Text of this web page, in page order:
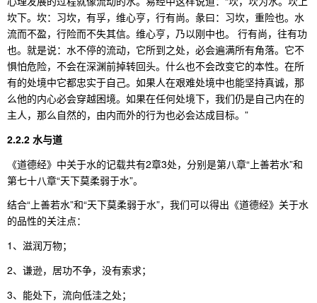
坎下。坎：习坎，有孚，维心亨，行有尚。彖曰：习坎，重险也。水
流而不盈，行险而不失其信。维心亨，乃以刚中也。 行有尚，往有功
也。就是说：水不停的流动，它所到之处，必会遍满所有角落。它不
惧怕危险，不会在深渊前掉转回头。什么也不会改变它的本性。在所
有的处境中它都忠实于自己。如果人在艰难处境中也能坚持真诚，那
么他的内心必会穿越困境。如果在任何处境下，我们仍是自己内在的
主人，那么自然的，由内而外的行为也必会达成目标。”
2.2.2 水与道
《道德经》中关于水的记载共有2章3处，分别是第八章“上善若水”和
第七十八章“天下莫柔弱于水”。
结合“上善若水”和“天下莫柔弱于水”，我们可以得出《道德经》关于水
的品性的关注点：
1、滋润万物；
2、谦逊，居功不争，没有索求；
3、能处下，流向低洼之处；